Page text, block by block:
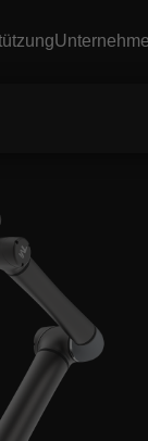
TM20